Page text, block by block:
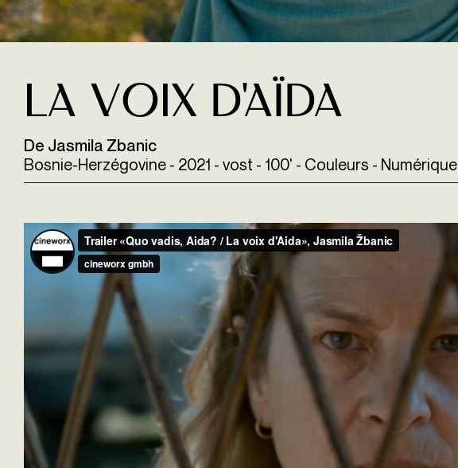
La Voix d'Aïda
De Jasmila Zbanic
Bosnie-Herzégovine - 2021 - vost - 100' - Couleurs - Numérique